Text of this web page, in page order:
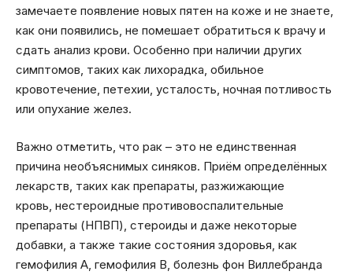
замечаете появление новых пятен на коже и не знаете,
как они появились, не помешает обратиться к врачу и
сдать анализ крови. Особенно при наличии других
симптомов, таких как лихорадка, обильное
кровотечение, петехии, усталость, ночная потливость
или опухание желез.
Важно отметить, что рак – это не единственная
причина необъяснимых синяков. Приём определённых
лекарств, таких как препараты, разжижающие
кровь, нестероидные противовоспалительные
препараты (НПВП), стероиды и даже некоторые
добавки, а также такие состояния здоровья, как
гемофилия А, гемофилия B, болезнь фон Виллебранда